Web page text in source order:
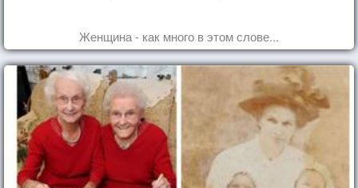
Женщина - как много в этом слове...